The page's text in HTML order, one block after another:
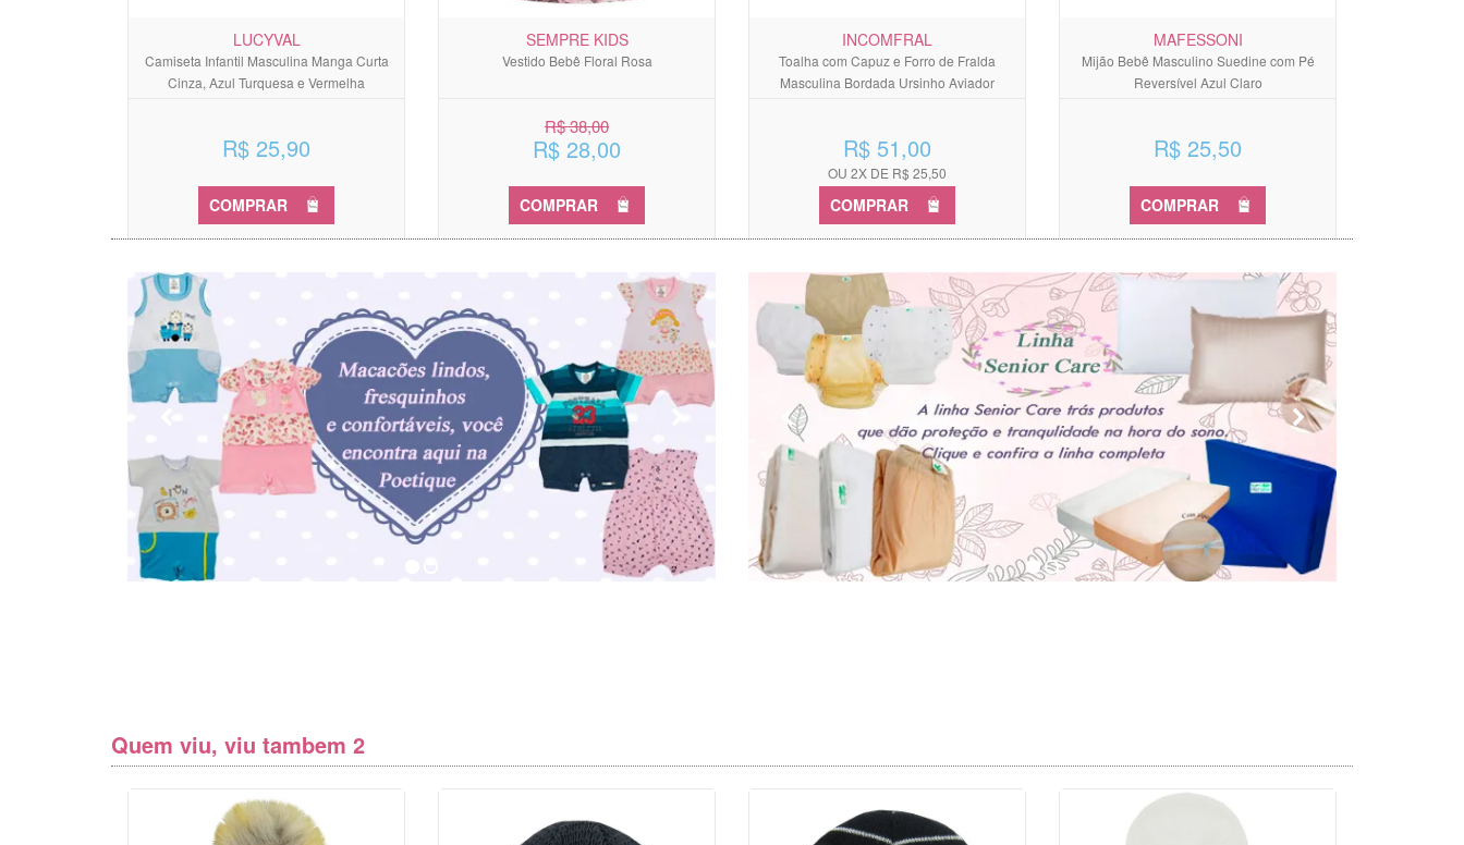
LUCYVAL
Camiseta Infantil Masculina Manga Curta
Cinza, Azul Turquesa e Vermelha
R$ 25,90
COMPRAR
SEMPRE KIDS
Vestido Bebê Floral Rosa
R$ 38,00
R$ 28,00
COMPRAR
INCOMFRAL
Toalha com Capuz e Forro de Fralda
Masculina Bordada Ursinho Aviador
R$ 51,00
OU 2X DE R$ 25,50
COMPRAR
MAFESSONI
Mijão Bebê Masculino Suedine com Pé
Reversível Azul Claro
R$ 25,50
COMPRAR
Quem viu, viu tambem 2